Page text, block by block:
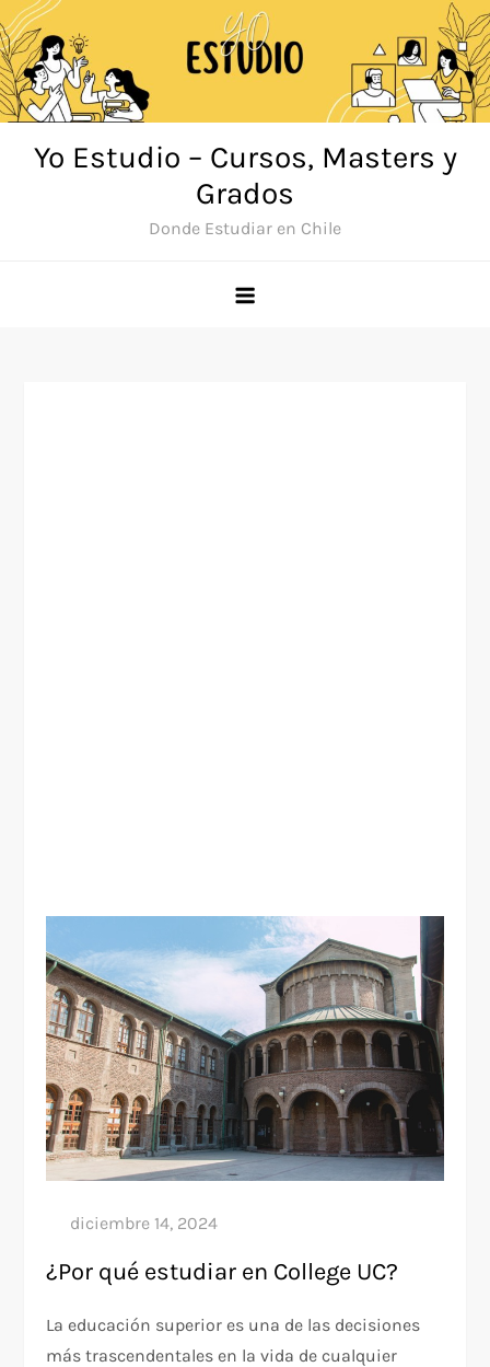
Saltar
al
contenido
Yo Estudio – Cursos, Masters y
Grados
Donde Estudiar en Chile
¿Por qué estudiar en College UC?
La educación superior es una de las decisiones
más trascendentales en la vida de cualquier